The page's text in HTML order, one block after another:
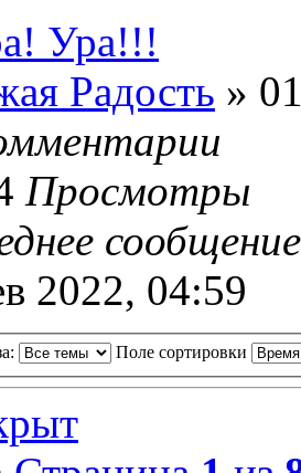
Ура!!!
Радость »
Просмотры
2022, 04:59
Поле сортировки